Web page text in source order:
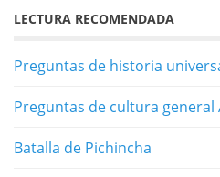
LECTURA RECOMENDADA
Preguntas de historia
Preguntas de cultura general
Batalla de Pichincha